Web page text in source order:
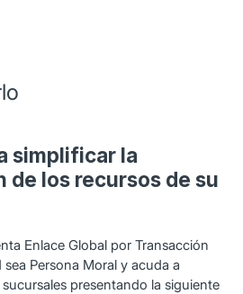
simplificar la
de los recursos de su
Enlace Global por Transacción
Persona Moral y acuda a
presentando la siguiente